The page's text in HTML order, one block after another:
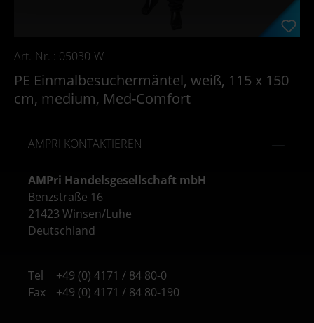
Art.-Nr. : 05030-W
PE Einmalbesuchermäntel, weiß, 115 x 150
cm, medium, Med-Comfort
AMPRI KONTAKTIEREN
AMPri Handelsgesellschaft mbH
Benzstraße 16
21423 Winsen/Luhe
Deutschland
Tel
+49 (0) 4171 / 84 80-0
Fax
+49 (0) 4171 / 84 80-190